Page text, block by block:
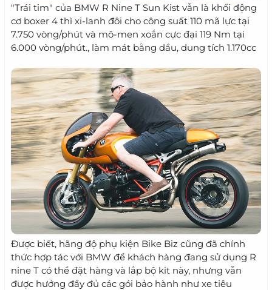
"Trái tim" của BMW R Nine T Sun Kist vẫn là khối động
cơ boxer 4 thì xi-lanh đôi cho công suất 110 mã lực tại
7.750 vòng/phút và mô-men xoắn cực đại 119 Nm tại
6.000 vòng/phút., làm mát bằng dầu, dung tích 1.170cc
Được biết, hãng độ phụ kiện Bike Biz cũng đã chính
thức hợp tác với BMW để khách hàng đang sử dụng R
nine T có thể đặt hàng và lắp bộ kit này, nhưng vẫn
được hưởng đầy đủ các gói bảo hành như xe tiêu